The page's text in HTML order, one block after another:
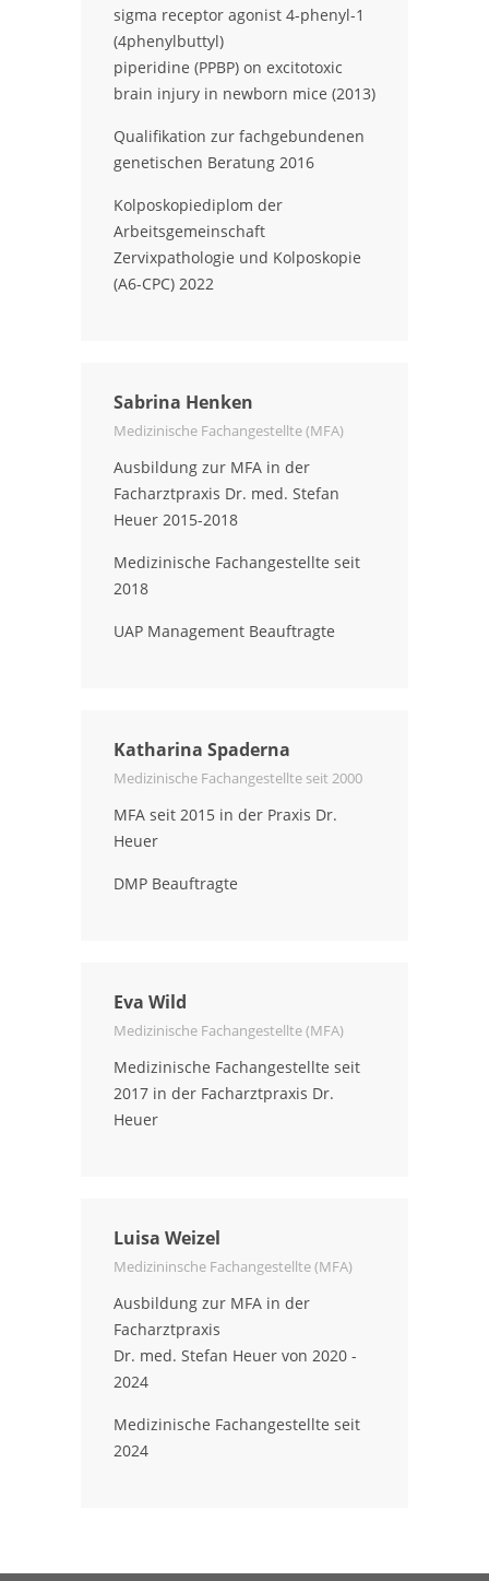
sigma receptor agonist 4-phenyl-1
(4phenylbuttyl)
piperidine (PPBP) on excitotoxic
brain injury in newborn mice (2013)
Qualifikation zur fachgebundenen
genetischen Beratung 2016
Kolposkopiediplom der
Arbeitsgemeinschaft
Zervixpathologie und Kolposkopie
(A6-CPC) 2022
Sabrina Henken
Medizinische Fachangestellte (MFA)
Ausbildung zur MFA in der
Facharztpraxis Dr. med. Stefan
Heuer 2015-2018
Medizinische Fachangestellte seit
2018
UAP Management Beauftragte
Katharina Spaderna
Medizinische Fachangestellte seit 2000
MFA seit 2015 in der Praxis Dr.
Heuer
DMP Beauftragte
Eva Wild
Medizinische Fachangestellte (MFA)
Medizinische Fachangestellte seit
2017 in der Facharztpraxis Dr.
Heuer
Luisa Weizel
Medizininsche Fachangestellte (MFA)
Ausbildung zur MFA in der
Facharztpraxis
Dr. med. Stefan Heuer von 2020 -
2024
Medizinische Fachangestellte seit
2024